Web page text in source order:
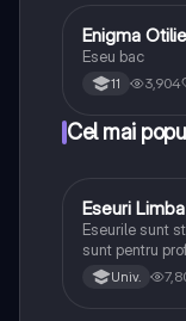
Limba și
Enigma
Eseu bac
11 3,904
Cel mai
Limba și
Eseuri
Eseurile sunt
sunt pentru
lipsesc
Univ.